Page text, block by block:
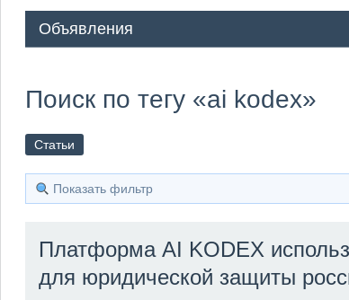
Объявления
Поиск по тегу «ai kodex»
Статьи
Показать фильтр
Платформа AI KODEX
для юридической защиты